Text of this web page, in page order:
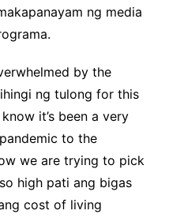
ng media
by the
ng tulong for this
it’s been a very
to the
we are trying to pick
high pati ang bigas
cost of living